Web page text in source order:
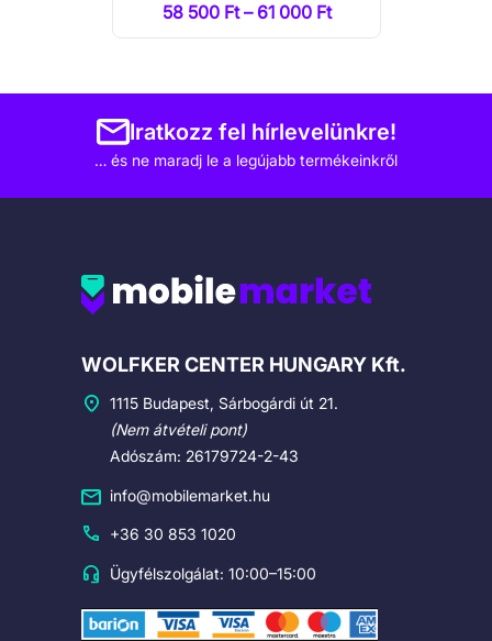
58 500 Ft – 61 000 Ft
Iratkozz fel hírlevelünkre!
… és ne maradj le a legújabb termékeinkről
Cégadatok
WOLFKER CENTER HUNGARY Kft.
1115 Budapest, Sárbogárdi út 21.
(Nem átvételi pont)
Adószám: 26179724-2-43
info@mobilemarket.hu
+36 30 853 1020
Ügyfélszolgálat: 10:00–15:00